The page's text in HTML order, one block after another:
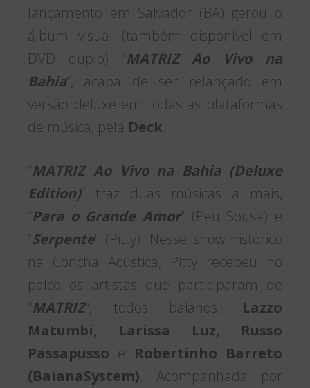
lançamento em Salvador (BA) gerou o
álbum visual (também disponível em
DVD duplo) “MATRIZ Ao Vivo na
Bahia“, acaba de ser relançado em
versão deluxe em todas as plataformas
de música, pela Deck.
“MATRIZ Ao Vivo na Bahia (Deluxe
Edition)” traz duas músicas a mais,
“Para o Grande Amor” (Peu Sousa) e
“Serpente” (Pitty). Nesse show histórico
na Concha Acústica, Pitty recebeu no
palco os artistas que participaram de
“MATRIZ“, todos baianos; Lazzo
Matumbi, Larissa Luz, Russo
Passapusso e Robertinho Barreto
(BaianaSystem). Acompanhada por